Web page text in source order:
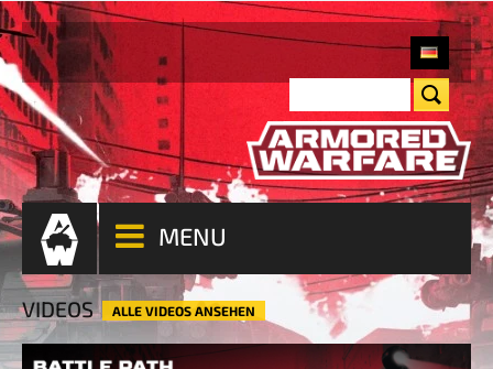
MENU
VIDEOS ALLE VIDEOS ANSEHEN